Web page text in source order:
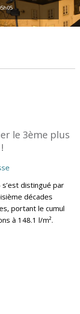
le 3ème plus
distingué par
décades
portant le cumul
à 148.1 l/m².